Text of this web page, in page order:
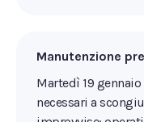
Manutenzione
Martedì 19
necessari a